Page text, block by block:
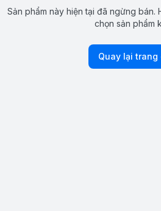
Sản phẩm này hiện tại đã ngừng bán.
chọn sản phẩm
Quay lại trang